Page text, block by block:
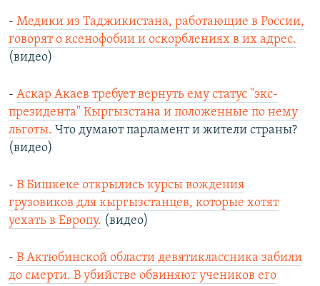
- Медики из Таджикистана, работающие в России,
говорят о ксенофобии и оскорблениях в их адрес.
(видео)
- Аскар Акаев требует вернуть ему статус "экс-
президента" Кыргызстана и положенные по нему
льготы. Что думают парламент и жители страны?
(видео)
- В Бишкеке открылись курсы вождения
грузовиков для кыргызстанцев, которые хотят
уехать в Европу. (видео)
- В Актюбинской области девятиклассника забили
до смерти. В убийстве обвиняют учеников его